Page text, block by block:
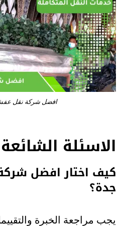
افضل شركة نقل
الاسئلة الشائعة
كيف اختار افضل
جدة؟
يجب مراجعة الخبرة